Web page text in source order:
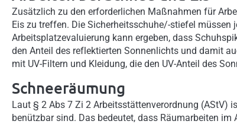
Zusätzlich zu den erforderlichen Maßnahmen für
Eis zu treffen. Die Sicherheitsschuhe/-stiefel
Arbeitsplatzevaluierung kann ergeben, dass
den Anteil des reflektierten Sonnenlichts und damit
mit UV-Filtern und Kleidung, die den UV-Anteil des
Schneeräumung
Laut § 2 Abs 7 Zi 2 Arbeitsstättenverordnung (AStV)
benützbar sind. Das bedeutet, dass Räumarbeiten